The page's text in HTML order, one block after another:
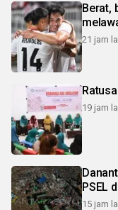
Berat,
21 jam
19 jam
PSEL
15 jam